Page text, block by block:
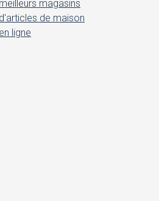
meilleurs magasins
d'articles de maison
en ligne